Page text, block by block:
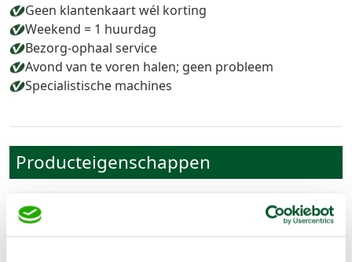
Geen klantenkaart wél korting
Weekend = 1 huurdag
Bezorg-ophaal service
Avond van te voren halen; geen probleem
Specialistische machines
Producteigenschappen
Artikelnummer
Lengte